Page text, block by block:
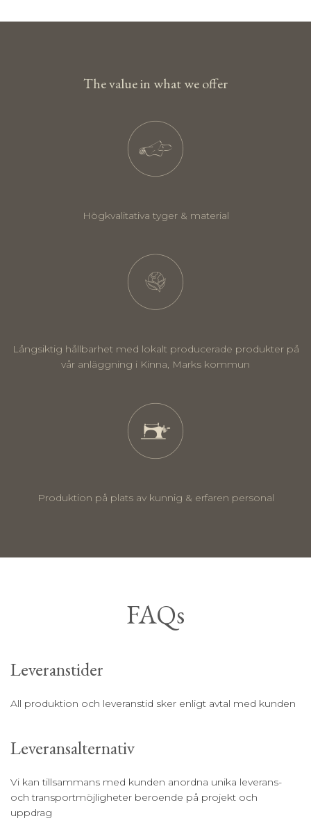
The value in what we offer
Högkvalitativa tyger & material
Långsiktig hållbarhet med lokalt producerade produkter på
vår anläggning i Kinna, Marks kommun
Produktion på plats av kunnig & erfaren personal
FAQs
Leveranstider
All produktion och leveranstid sker enligt avtal med kunden
Leveransalternativ
Vi kan tillsammans med kunden anordna unika leverans-
och transportmöjligheter beroende på projekt och
uppdrag